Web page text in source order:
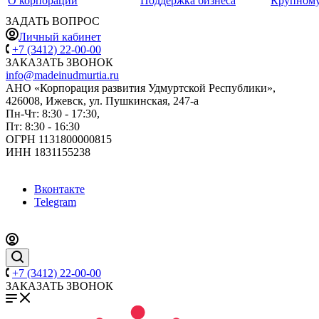
ЗАДАТЬ ВОПРОС
Личный кабинет
+7 (3412) 22-00-00
ЗАКАЗАТЬ ЗВОНОК
info@madeinudmurtia.ru
АНО «Корпорация развития Удмуртской Республики»,
426008, Ижевск, ул. Пушкинская, 247-а
Пн-Чт: 8:30 - 17:30,
Пт: 8:30 - 16:30
ОГРН 1131800000815
ИНН 1831155238
Вконтакте
Telegram
+7 (3412) 22-00-00
ЗАКАЗАТЬ ЗВОНОК